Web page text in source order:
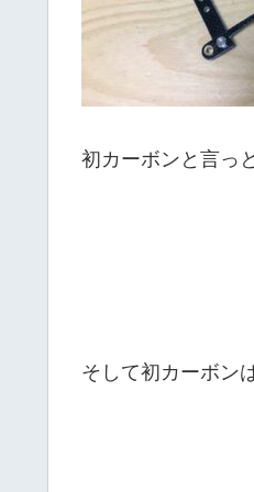
初カーボンと言っ
そして初カーボン